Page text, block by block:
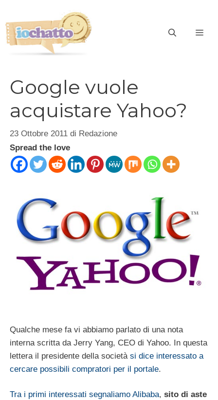
contenuto
Google vuole
acquistare Yahoo?
23 Ottobre 2011 di Redazione
Spread the love
Qualche mese fa vi abbiamo parlato di una nota
interna scritta da Jerry Yang, CEO di Yahoo. In questa
lettera il presidente della società si dice interessato a
cercare possibili compratori per il portale.
Tra i primi interessati segnaliamo Alibaba, sito di aste